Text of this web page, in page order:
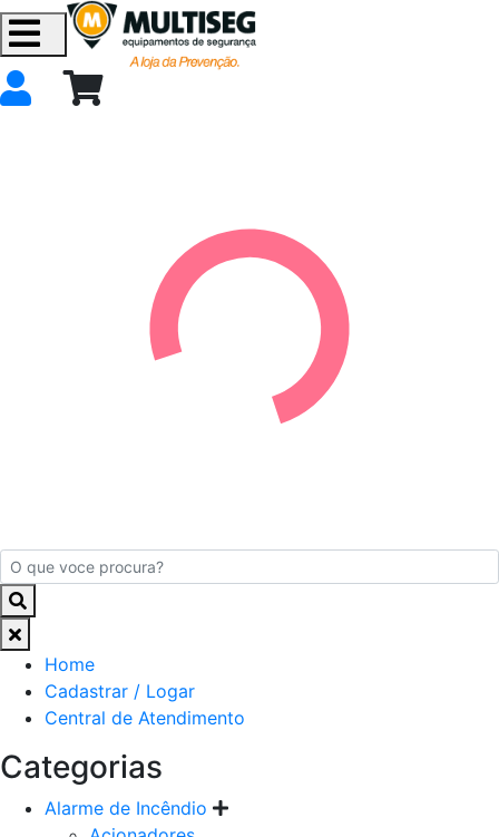
Home
Cadastrar / Logar
Central de Atendimento
Categorias
Alarme de Incêndio